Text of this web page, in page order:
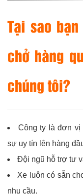
Tại sao
chở hàng
chúng tôi?
Công ty là đơn vị
sự uy tín lên hàng
Đội ngũ hỗ trợ tư
Xe luôn có sẵn
nhu cầu.